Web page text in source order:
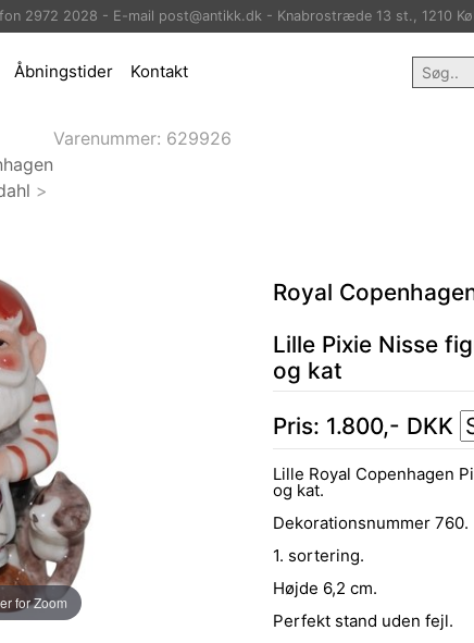
2972 2028 - E-mail post@antikk.dk - Knabrostræde 13 st., 1210
Åbningstider Kontakt
>
Varenummer: 629926
for Zoom
Royal
Lille Pixie Nisse
og kat
Pris: 1.800,- DKK
Lille Royal Copenhagen
og kat.
Dekorationsnummer 760.
1. sortering.
Højde 6,2 cm.
Perfekt stand uden fejl.